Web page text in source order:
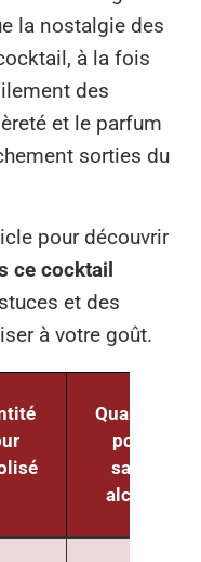
la nostalgie des
à la fois
des
et le parfum
sorties du
pour découvrir
ce cocktail
et des
à votre goût.
Quantité
pour
sans
alcool